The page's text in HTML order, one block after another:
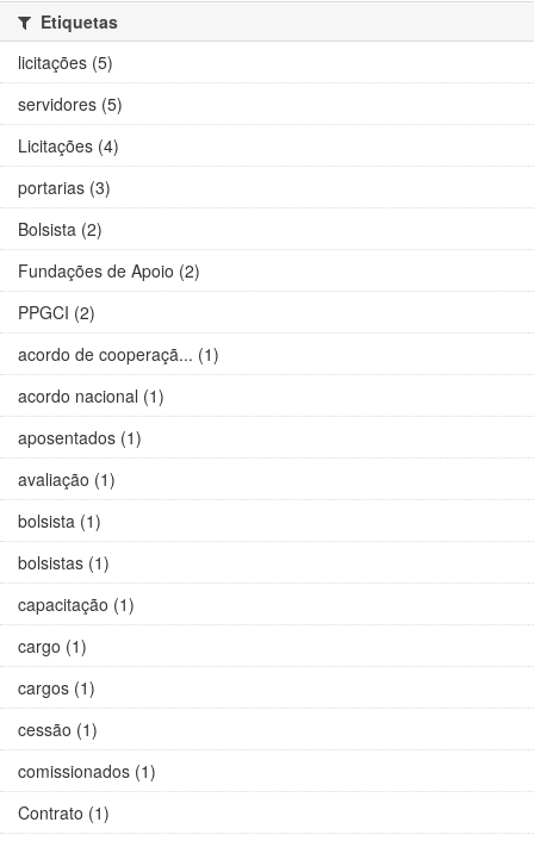
Etiquetas
licitações (5)
servidores (5)
Licitações (4)
portarias (3)
Bolsista (2)
Fundações de Apoio (2)
PPGCI (2)
acordo de cooperaçã... (1)
acordo nacional (1)
aposentados (1)
avaliação (1)
bolsista (1)
bolsistas (1)
capacitação (1)
cargo (1)
cargos (1)
cessão (1)
comissionados (1)
Contrato (1)